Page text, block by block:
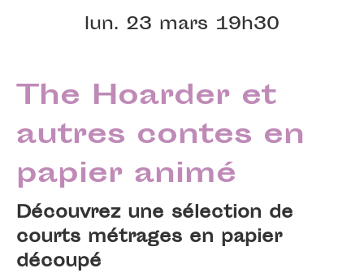
lun. 23 mars 19h30
The Hoarder et
autres contes en
papier animé
Découvrez une sélection de
courts métrages en papier
découpé